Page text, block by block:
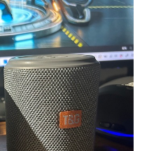
粗悪品みたいなイメージを持た
う方って、全く...